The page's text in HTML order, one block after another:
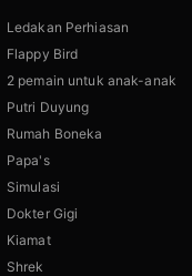
Ledakan Perhiasan
Flappy Bird
2 pemain untuk anak-anak
Putri Duyung
Rumah Boneka
Papa's
Simulasi
Dokter Gigi
Kiamat
Shrek